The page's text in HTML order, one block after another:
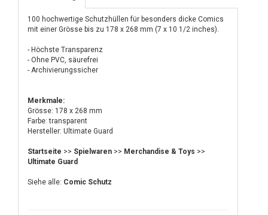
100 hochwertige Schutzhüllen für besonders dicke Comics
mit einer Grösse bis zu 178 x 268 mm (7 x 10 1/2 inches).
- Höchste Transparenz
- Ohne PVC, säurefrei
- Archivierungssicher
Merkmale:
Grösse: 178 x 268 mm
Farbe: transparent
Hersteller: Ultimate Guard
Startseite >> Spielwaren >> Merchandise & Toys >>
Ultimate Guard
Siehe alle: Comic Schutz